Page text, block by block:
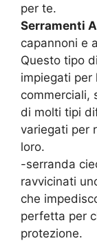
per te.
Serramenti
capannoni e
Questo tipo di
impiegati per
commerciali,
di molti tipi
variegati per
loro.
-serranda
ravvicinati
che
perfetta per
protezione.